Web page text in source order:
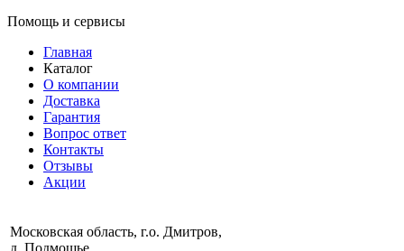
Помощь и сервисы
Главная
Каталог
О компании
Доставка
Гарантия
Вопрос ответ
Контакты
Отзывы
Акции
Московская область, г.о. Дмитров,